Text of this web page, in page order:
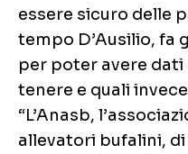
essere sicuro delle
tempo D’Ausilio, fa
per poter avere
tenere e quali
“L’Anasb,
allevatori bufalini,